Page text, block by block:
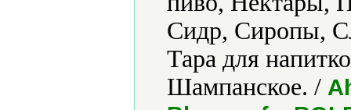
Сидр, Сиропы,
Тара для
Шампанское. /